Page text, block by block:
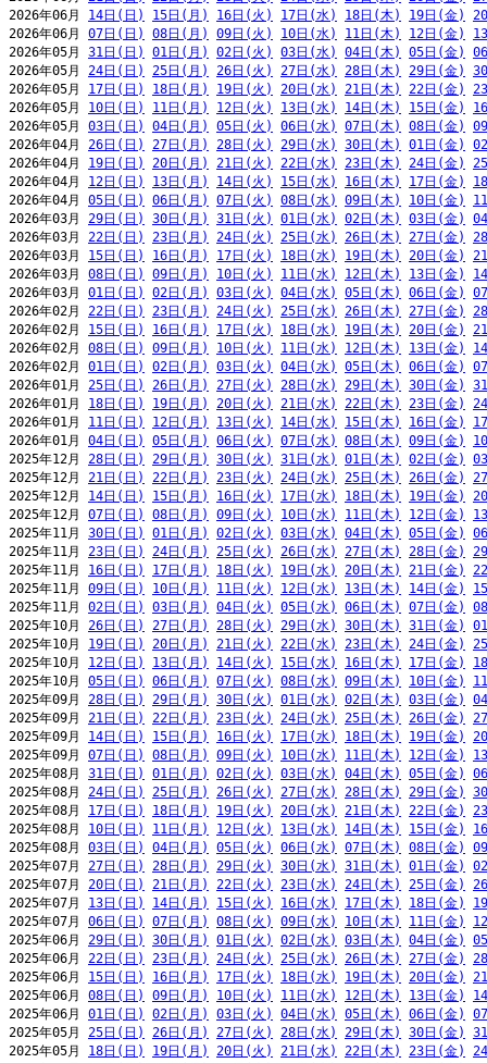
2026年06月 14日(日) 15日(月) 16日(火) 17日(水) 18日(木) 19日(金)
2026年06月 07日(日) 08日(月) 09日(火) 10日(水) 11日(木) 12日(金)
2026年05月 31日(日) 01日(月) 02日(火) 03日(水) 04日(木) 05日(金)
2026年05月 24日(日) 25日(月) 26日(火) 27日(水) 28日(木) 29日(金)
2026年05月 17日(日) 18日(月) 19日(火) 20日(水) 21日(木) 22日(金)
2026年05月 10日(日) 11日(月) 12日(火) 13日(水) 14日(木) 15日(金)
2026年05月 03日(日) 04日(月) 05日(火) 06日(水) 07日(木) 08日(金)
2026年04月 26日(日) 27日(月) 28日(火) 29日(水) 30日(木) 01日(金)
2026年04月 19日(日) 20日(月) 21日(火) 22日(水) 23日(木) 24日(金)
2026年04月 12日(日) 13日(月) 14日(火) 15日(水) 16日(木) 17日(金)
2026年04月 05日(日) 06日(月) 07日(火) 08日(水) 09日(木) 10日(金)
2026年03月 29日(日) 30日(月) 31日(火) 01日(水) 02日(木) 03日(金)
2026年03月 22日(日) 23日(月) 24日(火) 25日(水) 26日(木) 27日(金)
2026年03月 15日(日) 16日(月) 17日(火) 18日(水) 19日(木) 20日(金)
2026年03月 08日(日) 09日(月) 10日(火) 11日(水) 12日(木) 13日(金)
2026年03月 01日(日) 02日(月) 03日(火) 04日(水) 05日(木) 06日(金)
2026年02月 22日(日) 23日(月) 24日(火) 25日(水) 26日(木) 27日(金)
2026年02月 15日(日) 16日(月) 17日(火) 18日(水) 19日(木) 20日(金)
2026年02月 08日(日) 09日(月) 10日(火) 11日(水) 12日(木) 13日(金)
2026年02月 01日(日) 02日(月) 03日(火) 04日(水) 05日(木) 06日(金)
2026年01月 25日(日) 26日(月) 27日(火) 28日(水) 29日(木) 30日(金)
2026年01月 18日(日) 19日(月) 20日(火) 21日(水) 22日(木) 23日(金)
2026年01月 11日(日) 12日(月) 13日(火) 14日(水) 15日(木) 16日(金)
2026年01月 04日(日) 05日(月) 06日(火) 07日(水) 08日(木) 09日(金)
2025年12月 28日(日) 29日(月) 30日(火) 31日(水) 01日(木) 02日(金)
2025年12月 21日(日) 22日(月) 23日(火) 24日(水) 25日(木) 26日(金)
2025年12月 14日(日) 15日(月) 16日(火) 17日(水) 18日(木) 19日(金)
2025年12月 07日(日) 08日(月) 09日(火) 10日(水) 11日(木) 12日(金)
2025年11月 30日(日) 01日(月) 02日(火) 03日(水) 04日(木) 05日(金)
2025年11月 23日(日) 24日(月) 25日(火) 26日(水) 27日(木) 28日(金)
2025年11月 16日(日) 17日(月) 18日(火) 19日(水) 20日(木) 21日(金)
2025年11月 09日(日) 10日(月) 11日(火) 12日(水) 13日(木) 14日(金)
2025年11月 02日(日) 03日(月) 04日(火) 05日(水) 06日(木) 07日(金)
2025年10月 26日(日) 27日(月) 28日(火) 29日(水) 30日(木) 31日(金)
2025年10月 19日(日) 20日(月) 21日(火) 22日(水) 23日(木) 24日(金)
2025年10月 12日(日) 13日(月) 14日(火) 15日(水) 16日(木) 17日(金)
2025年10月 05日(日) 06日(月) 07日(火) 08日(水) 09日(木) 10日(金)
2025年09月 28日(日) 29日(月) 30日(火) 01日(水) 02日(木) 03日(金)
2025年09月 21日(日) 22日(月) 23日(火) 24日(水) 25日(木) 26日(金)
2025年09月 14日(日) 15日(月) 16日(火) 17日(水) 18日(木) 19日(金)
2025年09月 07日(日) 08日(月) 09日(火) 10日(水) 11日(木) 12日(金)
2025年08月 31日(日) 01日(月) 02日(火) 03日(水) 04日(木) 05日(金)
2025年08月 24日(日) 25日(月) 26日(火) 27日(水) 28日(木) 29日(金)
2025年08月 17日(日) 18日(月) 19日(火) 20日(水) 21日(木) 22日(金)
2025年08月 10日(日) 11日(月) 12日(火) 13日(水) 14日(木) 15日(金)
2025年08月 03日(日) 04日(月) 05日(火) 06日(水) 07日(木) 08日(金)
2025年07月 27日(日) 28日(月) 29日(火) 30日(水) 31日(木) 01日(金)
2025年07月 20日(日) 21日(月) 22日(火) 23日(水) 24日(木) 25日(金)
2025年07月 13日(日) 14日(月) 15日(火) 16日(水) 17日(木) 18日(金)
2025年07月 06日(日) 07日(月) 08日(火) 09日(水) 10日(木) 11日(金)
2025年06月 29日(日) 30日(月) 01日(火) 02日(水) 03日(木) 04日(金)
2025年06月 22日(日) 23日(月) 24日(火) 25日(水) 26日(木) 27日(金)
2025年06月 15日(日) 16日(月) 17日(火) 18日(水) 19日(木) 20日(金)
2025年06月 08日(日) 09日(月) 10日(火) 11日(水) 12日(木) 13日(金)
2025年06月 01日(日) 02日(月) 03日(火) 04日(水) 05日(木) 06日(金)
2025年05月 25日(日) 26日(月) 27日(火) 28日(水) 29日(木) 30日(金)
2025年05月 18日(日) 19日(月) 20日(火) 21日(水) 22日(木) 23日(金)